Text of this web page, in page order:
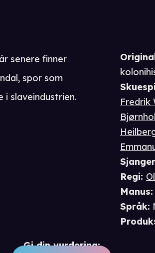
Gi din vurdering:
Fredrik
Sjanger
Regi:
Manus:
Språk:
senere finner
spor som
slaveindustrien.